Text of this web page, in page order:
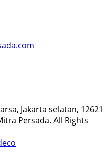
Jakarta selatan, 12621
Persada. All Rights